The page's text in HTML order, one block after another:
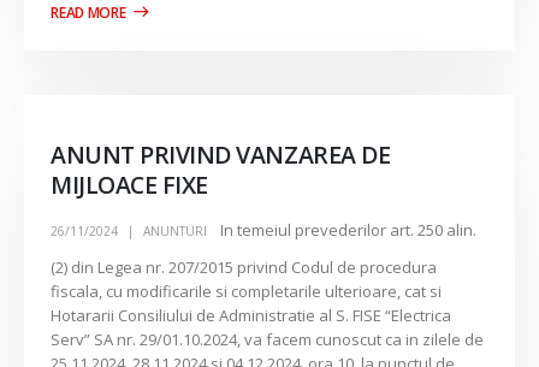
ANUNT PRIVIND VANZAREA DE
MIJLOACE FIXE
26/11/2024 ANUNTURI
In temeiul prevederilor art. 250 alin.
(2) din Legea nr. 207/2015 privind Codul de procedura
fiscala, cu modificarile si completarile ulterioare, cat si
Hotararii Consiliului de Administratie al S. FISE “Electrica
Serv” SA nr. 29/01.10.2024, va facem cunoscut ca in zilele de